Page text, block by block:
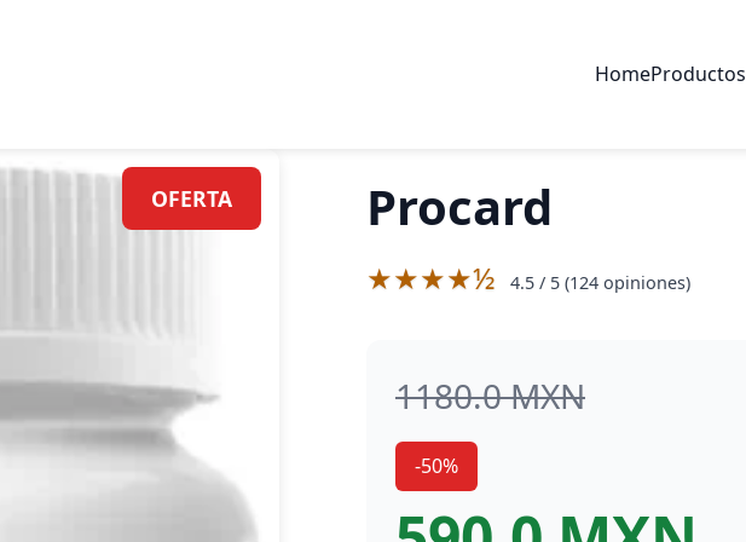
HomeProductos
OFERTA Procard
★★★★½ 4.5 / 5 (124 opiniones)
1180.0 MXN
-50%